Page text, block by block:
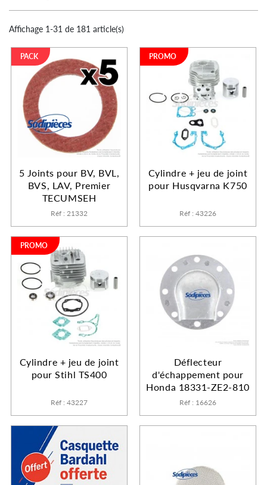
Affichage 1-31 de 181 article(s)
5 Joints pour BV, BVL,
BVS, LAV, Premier
TECUMSEH
Réf : 21332
PACK
Cylindre + jeu de joint
pour Husqvarna K750
Réf : 43226
PROMO
Cylindre + jeu de joint
pour Stihl TS400
Réf : 43227
PROMO
Déflecteur
d'échappement pour
Honda 18331-ZE2-810
Réf : 16626